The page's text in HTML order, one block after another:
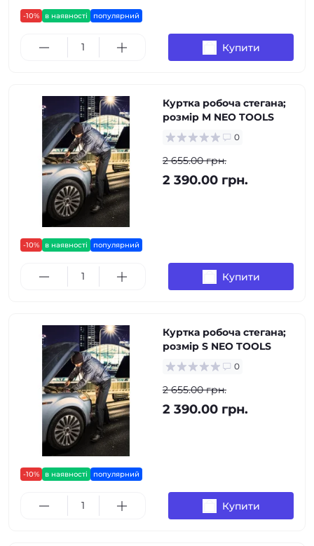
-10% в наявності популярний
Купити
-10% в наявності популярний
Куртка робоча стегана;
розмір M NEO TOOLS
0
2 655.00 грн.
2 390.00 грн.
Купити
-10% в наявності популярний
Куртка робоча стегана;
розмір S NEO TOOLS
0
2 655.00 грн.
2 390.00 грн.
Купити